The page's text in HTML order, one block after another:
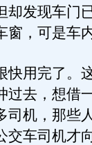
却发现车门
窗，可是车
用完了。这
过去，想借
司机，那些
交车司机才